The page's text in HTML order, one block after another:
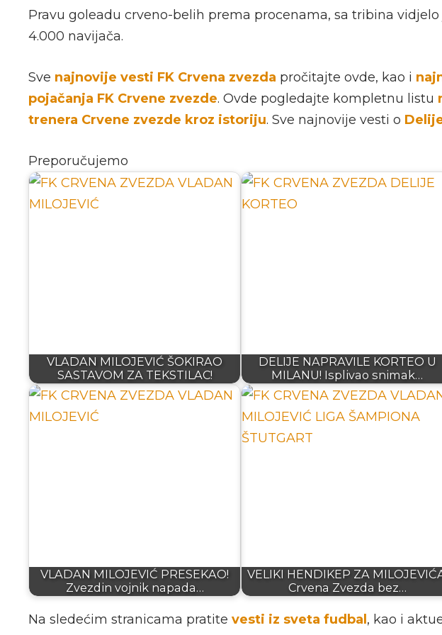
Pravu goleadu crveno-belih prema procenama, sa tribina
4.000 navijača.
Sve najnovije vesti FK Crvena zvezda pročitajte ovde, kao i
pojačanja FK Crvene zvezde. Ovde pogledajte kompletnu listu
trenera Crvene zvezde kroz istoriju. Sve najnovije vesti o
Preporučujemo
VLADAN MILOJEVIĆ ŠOKIRAO
SASTAVOM ZA TEKSTILAC!
DELIJE NAPRAVILE KORTEO U
MILANU! Isplivao snimak…
VLADAN MILOJEVIĆ PRESEKAO!
Zvezdin vojnik napada…
VELIKI HENDIKEP ZA
Crvena Zvezda bez…
Na sledećim stranicama pratite vesti iz sveta fudbal , kao i